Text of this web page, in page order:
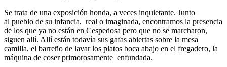
Se trata de una exposición honda, a veces inquietante. Junto
al pueblo de su infancia, real o imaginada, encontramos la presencia
de los que ya no están en Cespedosa pero que no se marcharon,
siguen allí. Allí están todavía sus gafas abiertas sobre la mesa
camilla, el barreño de lavar los platos boca abajo en el fregadero, la
máquina de coser primorosamente enfundada.